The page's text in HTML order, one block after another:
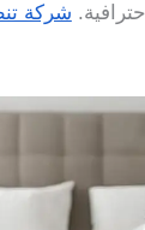
شركة